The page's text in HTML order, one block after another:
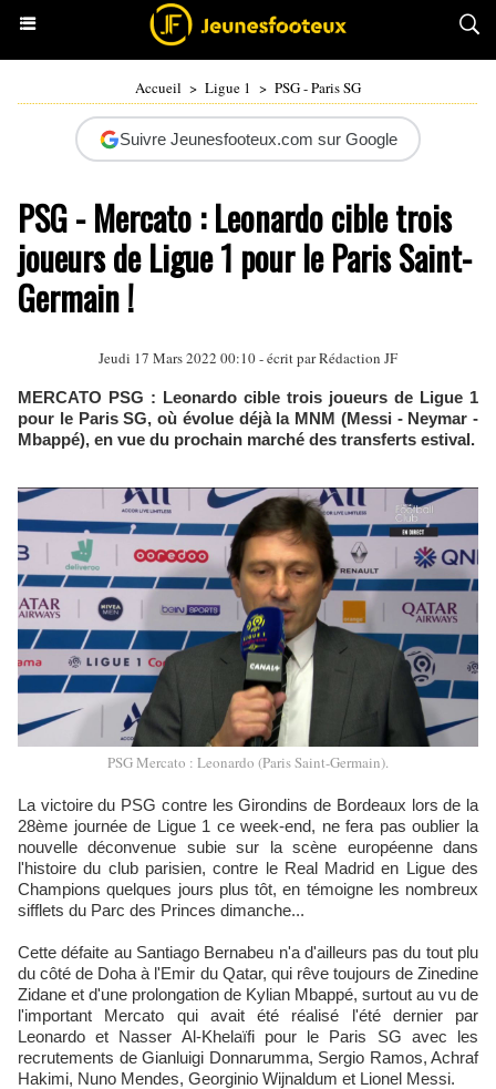
Accueil > Ligue 1 > PSG - Paris SG
Suivre Jeunesfooteux.com sur Google
PSG - Mercato : Leonardo cible trois
joueurs de Ligue 1 pour le Paris Saint-
Germain !
Jeudi 17 Mars 2022 00:10 - écrit par Rédaction JF
MERCATO PSG : Leonardo cible trois joueurs de Ligue 1
pour le Paris SG, où évolue déjà la MNM (Messi - Neymar -
Mbappé), en vue du prochain marché des transferts estival.
PSG Mercato : Leonardo (Paris Saint-Germain).
La victoire du PSG contre les Girondins de Bordeaux lors de la
28ème journée de Ligue 1 ce week-end, ne fera pas oublier la
nouvelle déconvenue subie sur la scène européenne dans
l'histoire du club parisien, contre le Real Madrid en Ligue des
Champions quelques jours plus tôt, en témoigne les nombreux
sifflets du Parc des Princes dimanche...
Cette défaite au Santiago Bernabeu n'a d'ailleurs pas du tout plu
du côté de Doha à l'Emir du Qatar, qui rêve toujours de Zinedine
Zidane et d'une prolongation de Kylian Mbappé, surtout au vu de
l'important Mercato qui avait été réalisé l'été dernier par
Leonardo et Nasser Al-Khelaïfi pour le Paris SG avec les
recrutements de Gianluigi Donnarumma, Sergio Ramos, Achraf
Hakimi, Nuno Mendes, Georginio Wijnaldum et Lionel Messi.